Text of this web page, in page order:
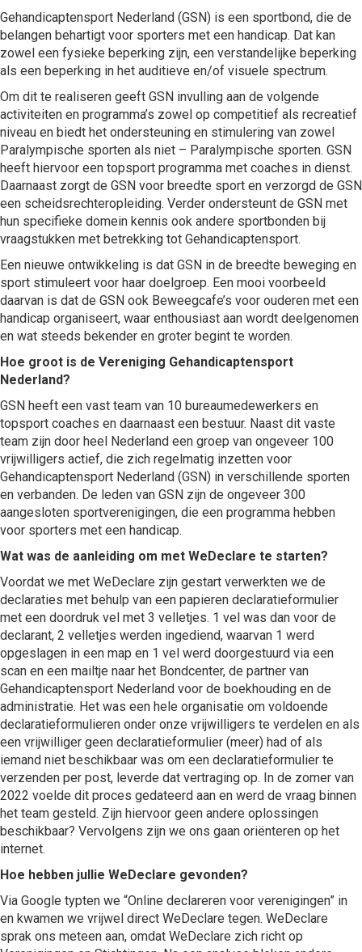
Gehandicaptensport Nederland (GSN) is een sportbond, die de
belangen behartigt voor sporters met een handicap. Dat kan
zowel een fysieke beperking zijn, een verstandelijke beperking
als een beperking in het auditieve en/of visuele spectrum.
Om dit te realiseren geeft GSN invulling aan de volgende
activiteiten en programma’s zowel op competitief als recreatief
niveau en biedt het ondersteuning en stimulering van zowel
Paralympische sporten als niet – Paralympische sporten. GSN
heeft hiervoor een topsport programma met coaches in dienst.
Daarnaast zorgt de GSN voor breedte sport en verzorgd de GSN
een scheidsrechteropleiding. Verder ondersteunt de GSN met
hun specifieke domein kennis ook andere sportbonden bij
vraagstukken met betrekking tot Gehandicaptensport.
Een nieuwe ontwikkeling is dat GSN in de breedte beweging en
sport stimuleert voor haar doelgroep. Een mooi voorbeeld
daarvan is dat de GSN ook Beweegcafe’s voor ouderen met een
handicap organiseert, waar enthousiast aan wordt deelgenomen
en wat steeds bekender en groter begint te worden.
Hoe groot is de Vereniging Gehandicaptensport
Nederland?
GSN heeft een vast team van 10 bureaumedewerkers en
topsport coaches en daarnaast een bestuur. Naast dit vaste
team zijn door heel Nederland een groep van ongeveer 100
vrijwilligers actief, die zich regelmatig inzetten voor
Gehandicaptensport Nederland (GSN) in verschillende sporten
en verbanden. De leden van GSN zijn de ongeveer 300
aangesloten sportverenigingen, die een programma hebben
voor sporters met een handicap.
Wat was de aanleiding om met WeDeclare te starten?
Voordat we met WeDeclare zijn gestart verwerkten we de
declaraties met behulp van een papieren declaratieformulier
met een doordruk vel met 3 velletjes. 1 vel was dan voor de
declarant, 2 velletjes werden ingediend, waarvan 1 werd
opgeslagen in een map en 1 vel werd doorgestuurd via een
scan en een mailtje naar het Bondcenter, de partner van
Gehandicaptensport Nederland voor de boekhouding en de
administratie. Het was een hele organisatie om voldoende
declaratieformulieren onder onze vrijwilligers te verdelen en als
een vrijwilliger geen declaratieformulier (meer) had of als
iemand niet beschikbaar was om een declaratieformulier te
verzenden per post, leverde dat vertraging op. In de zomer van
2022 voelde dit proces gedateerd aan en werd de vraag binnen
het team gesteld. Zijn hiervoor geen andere oplossingen
beschikbaar? Vervolgens zijn we ons gaan oriënteren op het
internet.
Hoe hebben jullie WeDeclare gevonden?
Via Google typten we “Online declareren voor verenigingen” in
en kwamen we vrijwel direct WeDeclare tegen. WeDeclare
sprak ons meteen aan, omdat WeDeclare zich richt op